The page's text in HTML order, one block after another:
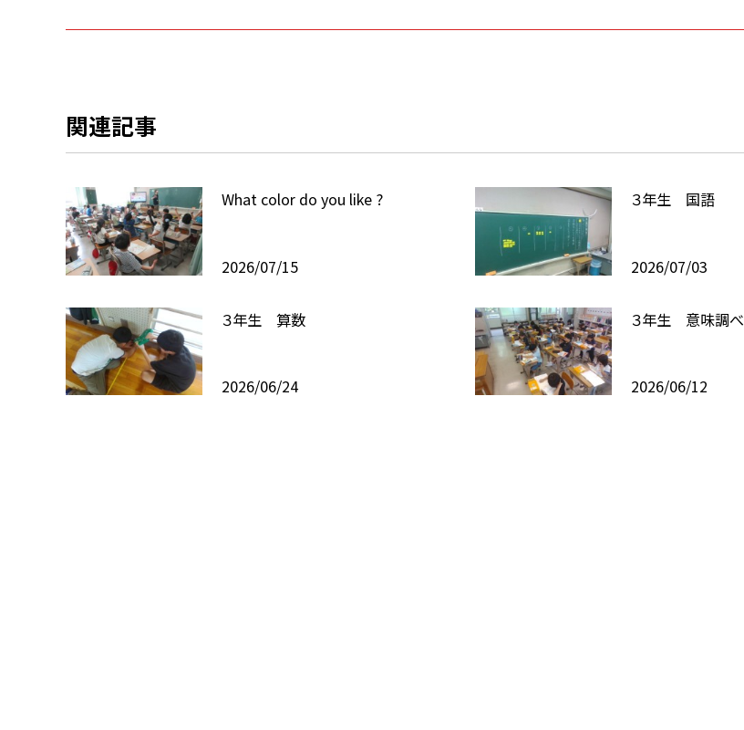
関連記事
What color do you like ?
2026/07/15
３年生 国語
2026/07/03
３年生 算数
2026/06/24
３年生 意味調べ
2026/06/12